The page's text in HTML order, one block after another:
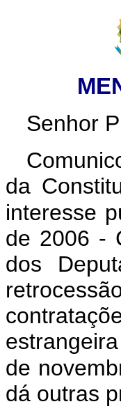
Senhor
da
interesse
de 2006 -
dos
de
dá outras